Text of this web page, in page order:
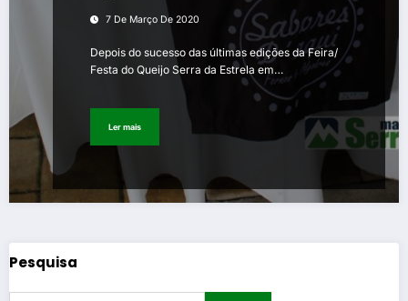
7 De Março De 2020
Depois do sucesso das últimas edições da Feira/
Festa do Queijo Serra da Estrela em…
Ler mais
Pesquisa